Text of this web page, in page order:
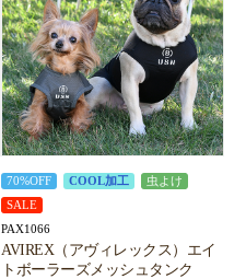
70%OFF COOL加工
虫よけ
SALE
PAX1066
AVIREX（アヴィレックス）エイ
トボーラーズメッシュタンク